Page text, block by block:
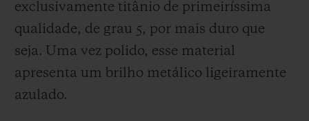
exclusivamente titânio de primeiríssima
qualidade, de grau 5, por mais duro que
seja. Uma vez polido, esse material
apresenta um brilho metálico ligeiramente
azulado.